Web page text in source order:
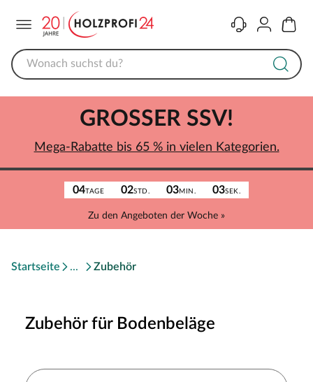
KontaktKonto
04TAGE 02STD. 03MIN. 03SEK.
Zu den Angeboten der Woche »
GROSSER SSV!
Mega-Rabatte bis 65 % in vielen Kategorien.
Startseite Zubehör
Zubehör für Bodenbeläge